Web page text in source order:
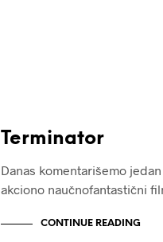
Terminator
Danas komentarišemo
akciono naučnofantastični
CONTINUE READING